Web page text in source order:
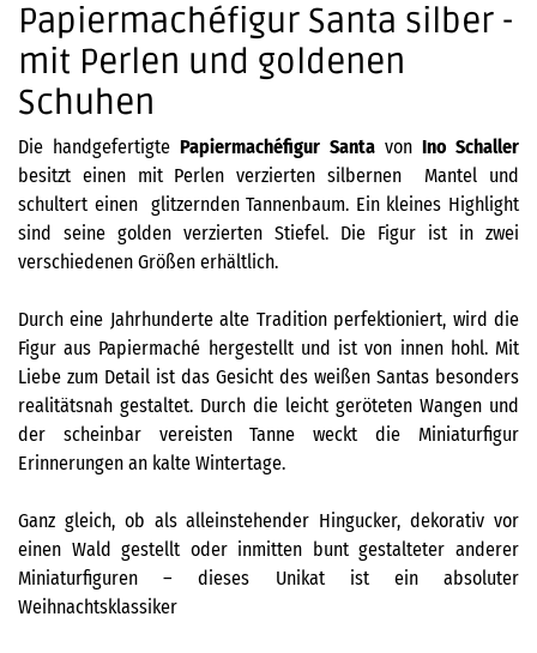
Papiermachéfigur Santa silber -
mit Perlen und goldenen
Schuhen
Die handgefertigtePapiermachéfigur Santavon Ino Schaller
besitzt einen mit Perlen verzierten silbernen Mantel und
schultert einen glitzernden Tannenbaum. Ein kleines Highlight
sind seine golden verzierten Stiefel. Die Figur ist in zwei
verschiedenen Größen erhältlich.
Durch eine Jahrhunderte alte Tradition perfektioniert, wird die
Figur aus Papiermaché hergestellt und ist von innen hohl. Mit
Liebe zum Detail ist das Gesicht des weißen Santas besonders
realitätsnah gestaltet. Durch die leicht geröteten Wangen und
der scheinbar vereisten Tanne weckt die Miniaturfigur
Erinnerungen an kalte Wintertage.
Ganz gleich, ob als alleinstehender Hingucker, dekorativ vor
einen Wald gestellt oder inmitten bunt gestalteter anderer
Miniaturfiguren – dieses Unikat ist ein absoluter
Weihnachtsklassiker